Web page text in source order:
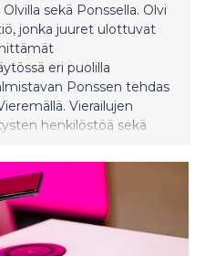
sekä Ponssella. Olvi
jonka juuret ulottuvat
eri puolilla
Ponssen tehdas
Vierailujen
henkilöstöä sekä
käynnistyy
on muun muassa
sekä pe